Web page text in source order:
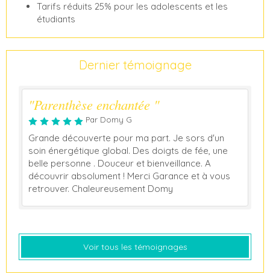
Tarifs réduits 25% pour les adolescents et les
étudiants
Dernier témoignage
"Parenthèse enchantée "
Par Domy G
Grande découverte pour ma part. Je sors d'un
soin énergétique global. Des doigts de fée, une
belle personne . Douceur et bienveillance. A
découvrir absolument ! Merci Garance et à vous
retrouver. Chaleureusement Domy
Voir tous les témoignages